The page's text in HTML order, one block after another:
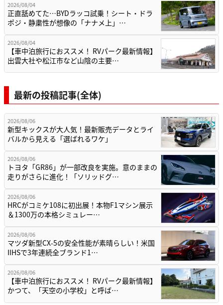
2026/08/04
正直舐めてた…BYDラッコ試乗！シート・ドラ
ポジ・静粛性が想像の「ナナメ上」…
2026/08/04
【車中泊旅行におススメ！ RVパーク最新情報】
出雲大社や松江市など山陰の主要…
最新の投稿記事(全体)
2026/08/06
新型キックスが大人気！最新販売データとライ
バルから見える「選ばれるワケ」
2026/08/06
トヨタ「GR86」が一部改良を実施。意のままの
走りがさらに進化！「ソリッドグ…
2026/08/06
HRCがコミケ108に初出展！本物F1マシン展示
＆1300万の本格シミュレー…
2026/08/06
マツダ新型CX-5の安全性能が素晴らしい！米国
IIHSで3年連続全ブランド1…
2026/08/06
【車中泊旅行におススメ！ RVパーク最新情報】
かつて、「天空の小学校」と呼ば…